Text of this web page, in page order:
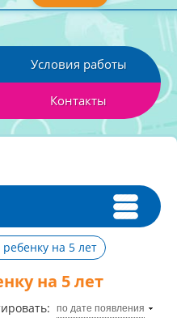
Условия работы
Контакты
на 5 лет
на 5 лет
по дате появления